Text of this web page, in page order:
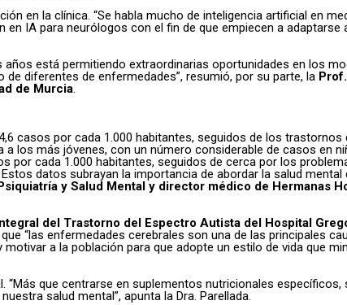
en la clínica. “Se habla mucho de inteligencia artificial en
IA para neurólogos con el fin de que empiecen a
está permitiendo extraordinarias oportunidades en los
diferentes de enfermedades”, resumió, por su parte, la
de Murcia.
casos por cada 1.000 habitantes, seguidos de los
los más jóvenes, con un número considerable de casos en
por cada 1.000 habitantes, seguidos de cerca por los
datos subrayan la importancia de abordar la salud mental
y Salud Mental y director médico de Hermanas
del Trastorno del Espectro Autista del Hospital
“las enfermedades cerebrales son una de las principales
a la población para que adopte un estilo de vida que
que centrarse en suplementos nutricionales
salud mental”, apunta la Dra. Parellada.